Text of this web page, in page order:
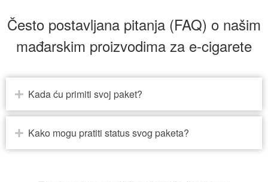
Često postavljana pitanja (FAQ) o našim
mađarskim proizvodima za e-cigarete
Kada ću primiti svoj paket?
Kako mogu pratiti status svog paketa?